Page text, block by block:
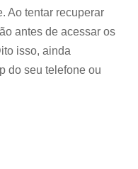
Ao tentar recuperar
antes de acessar os
isso, ainda
do seu telefone ou